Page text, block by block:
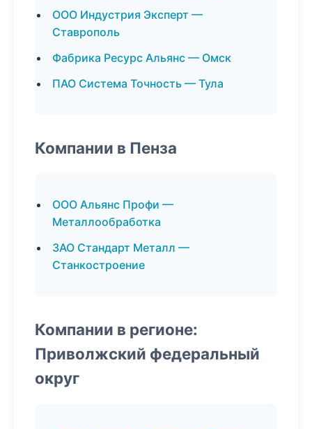
ООО Индустрия Эксперт —
Ставрополь
Фабрика Ресурс Альянс — Омск
ПАО Система Точность — Тула
Компании в Пенза
ООО Альянс Профи —
Металлообработка
ЗАО Стандарт Металл —
Станкостроение
Компании в регионе:
Приволжский федеральный
округ